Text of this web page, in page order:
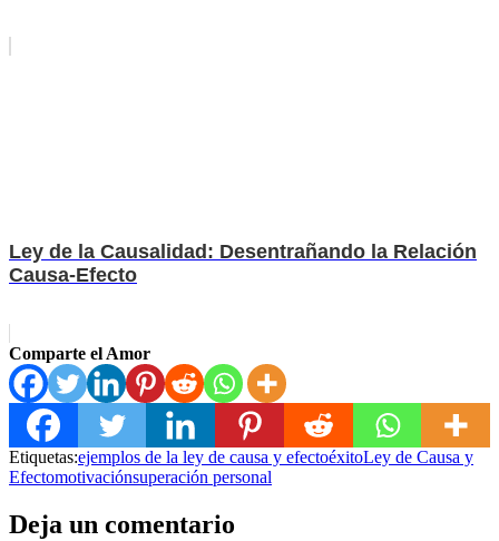
Ley de la Causalidad: Desentrañando la Relación
Causa-Efecto
Comparte el Amor
Etiquetas:ejemplos de la ley de causa y efectoéxitoLey de Causa y
Efectomotivaciónsuperación personal
Deja un comentario